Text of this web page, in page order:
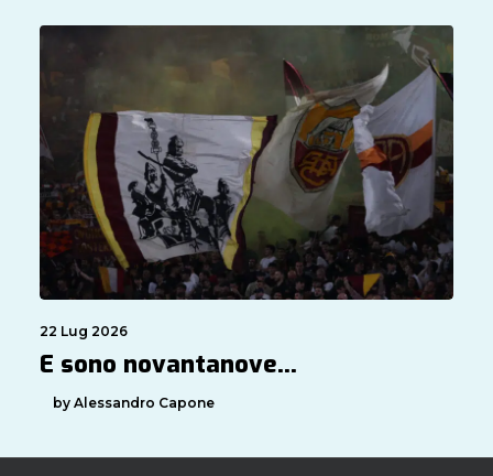
22 Lug 2026
E sono novantanove…
by Alessandro Capone